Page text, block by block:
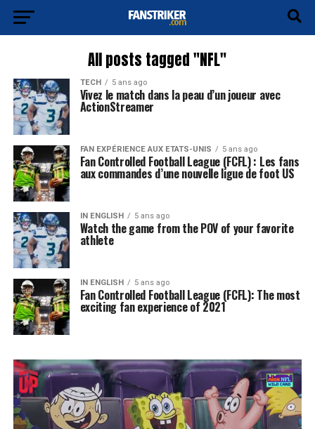
All posts tagged "NFL"
TECH 5 ans ago
Vivez le match dans la peau d’un joueur avec
ActionStreamer
FAN EXPÉRIENCE AUX ETATS-UNIS 5 ans ago
Fan Controlled Football League (FCFL) : Les fans
aux commandes d’une nouvelle ligue de foot US
IN ENGLISH 5 ans ago
Watch the game from the POV of your favorite
athlete
IN ENGLISH 5 ans ago
Fan Controlled Football League (FCFL): The most
exciting fan experience of 2021